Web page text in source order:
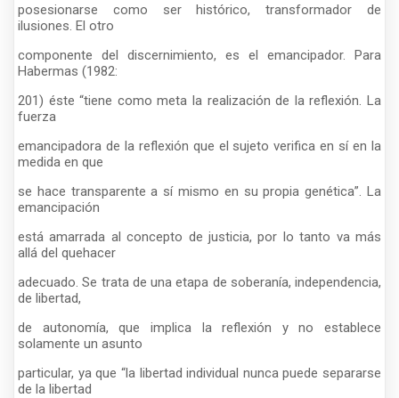
posesionarse como ser histórico, transformador de
ilusiones. El otro
componente del discernimiento, es el emancipador. Para
Habermas (1982:
201) éste “tiene como meta la realización de la reflexión. La
fuerza
emancipadora de la reflexión que el sujeto verifica en sí en la
medida en que
se hace transparente a sí mismo en su propia genética”. La
emancipación
está amarrada al concepto de justicia, por lo tanto va más
allá del quehacer
adecuado. Se trata de una etapa de soberanía, independencia,
de libertad,
de autonomía, que implica la reflexión y no establece
solamente un asunto
particular, ya que “la libertad individual nunca puede separarse
de la libertad